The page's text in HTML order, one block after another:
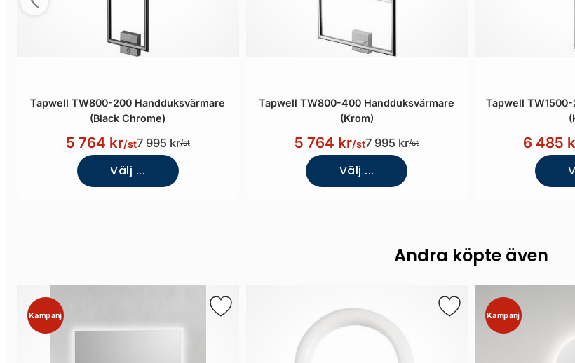
Tapwell TW800-200 Handduksvärmare
(Black Chrome)
5 764 kr/st7 995 kr/st
Välj ...
Tapwell TW800-400 Handduksvärmare
(Krom)
5 764 kr/st7 995 kr/st
Välj ...
Tapwell
6 485
Andra köpte även
Kampanj Kampanj